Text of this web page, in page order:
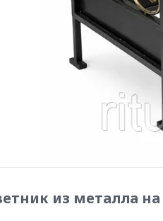
из металла